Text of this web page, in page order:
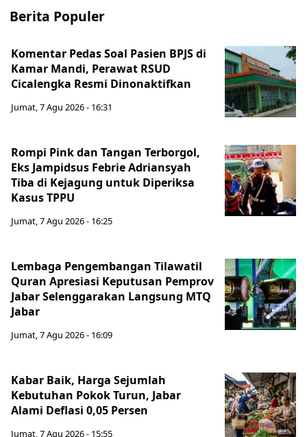
Berita Populer
Komentar Pedas Soal Pasien BPJS di
Kamar Mandi, Perawat RSUD
Cicalengka Resmi Dinonaktifkan
Jumat, 7 Agu 2026 - 16:31
Rompi Pink dan Tangan Terborgol,
Eks Jampidsus Febrie Adriansyah
Tiba di Kejagung untuk Diperiksa
Kasus TPPU
Jumat, 7 Agu 2026 - 16:25
Lembaga Pengembangan Tilawatil
Quran Apresiasi Keputusan Pemprov
Jabar Selenggarakan Langsung MTQ
Jabar
Jumat, 7 Agu 2026 - 16:09
Kabar Baik, Harga Sejumlah
Kebutuhan Pokok Turun, Jabar
Alami Deflasi 0,05 Persen
Jumat, 7 Agu 2026 - 15:55